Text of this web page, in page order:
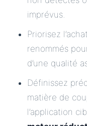
imprévus.
Priorisez
renommés
d’une qualité
Définissez
matière de
l’application